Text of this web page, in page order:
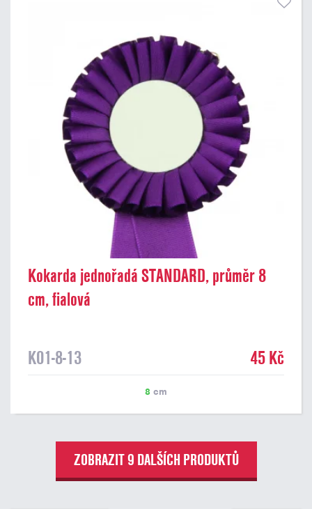
Kokarda jednořadá STANDARD, průměr 8
cm, fialová
K01-8-13 45 Kč
8 cm
ZOBRAZIT 9 DALŠÍCH PRODUKTŮ